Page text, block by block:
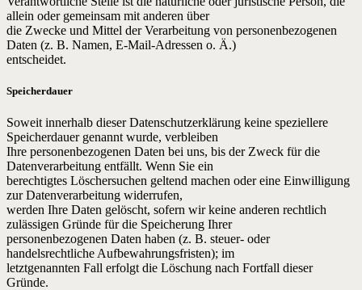
allein oder gemeinsam mit anderen über
die Zwecke und Mittel der Verarbeitung von personenbezogenen
Daten (z. B. Namen, E-Mail-Adressen o. Ä.)
entscheidet.
Speicherdauer
Soweit innerhalb dieser Datenschutzerklärung keine speziellere
Speicherdauer genannt wurde, verbleiben
Ihre personenbezogenen Daten bei uns, bis der Zweck für die
Datenverarbeitung entfällt. Wenn Sie ein
berechtigtes Löschersuchen geltend machen oder eine Einwilligung
zur Datenverarbeitung widerrufen,
werden Ihre Daten gelöscht, sofern wir keine anderen rechtlich
zulässigen Gründe für die Speicherung Ihrer
personenbezogenen Daten haben (z. B. steuer- oder
handelsrechtliche Aufbewahrungsfristen); im
letztgenannten Fall erfolgt die Löschung nach Fortfall dieser
Gründe.